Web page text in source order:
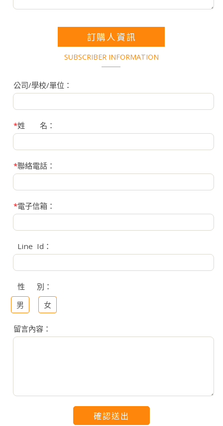
訂購人資訊
SUBSCRIBER INFORMATION
公司/學校/單位：
*姓 名：
*聯絡電話：
*電子信箱：
Line Id：
性 別：
男
女
留言內容：